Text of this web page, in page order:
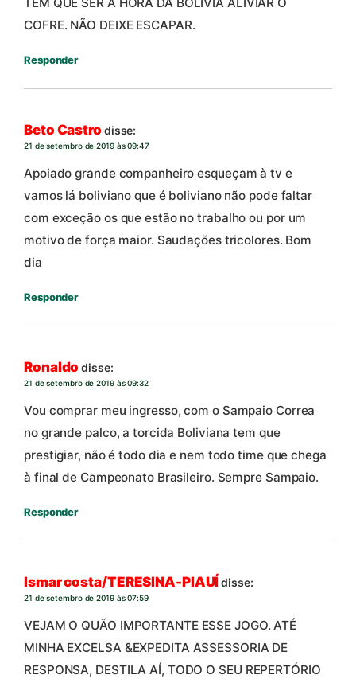
COFRE. NÃO DEIXE ESCAPAR.
Responder
Beto Castro disse:
21 de setembro de 2019 às 09:47
Apoiado grande companheiro esqueçam à tv e
vamos lá boliviano que é boliviano não pode faltar
com exceção os que estão no trabalho ou por um
motivo de força maior. Saudações tricolores. Bom
dia
Responder
Ronaldo disse:
21 de setembro de 2019 às 09:32
Vou comprar meu ingresso, com o Sampaio Correa
no grande palco, a torcida Boliviana tem que
prestigiar, não é todo dia e nem todo time que chega
à final de Campeonato Brasileiro. Sempre Sampaio.
Responder
Ismar costa/TERESINA-PIAUÍdisse:
21 de setembro de 2019 às 07:59
VEJAM O QUÃO IMPORTANTE ESSE JOGO. ATÉ
MINHA EXCELSA &EXPEDITA ASSESSORIA DE
RESPONSA, DESTILA AÍ, TODO O SEU REPERTÓRIO